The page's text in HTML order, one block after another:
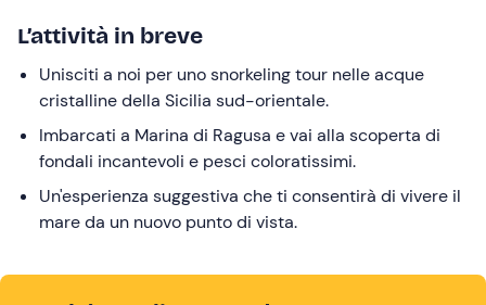
L’attività in breve
Unisciti a noi per uno snorkeling tour nelle acque
cristalline della Sicilia sud-orientale.
Imbarcati a Marina di Ragusa e vai alla scoperta di
fondali incantevoli e pesci coloratissimi.
Un'esperienza suggestiva che ti consentirà di vivere il
mare da un nuovo punto di vista.